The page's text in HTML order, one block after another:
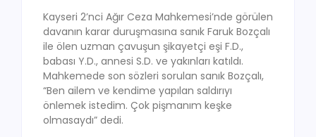
Kayseri 2’nci Ağır Ceza Mahkemesi’nde görülen
davanın karar duruşmasına sanık Faruk Bozçalı
ile ölen uzman çavuşun şikayetçi eşi F.D.,
babası Y.D., annesi S.D. ve yakınları katıldı.
Mahkemede son sözleri sorulan sanık Bozçalı,
“Ben ailem ve kendime yapılan saldırıyı
önlemek istedim. Çok pişmanım keşke
olmasaydı” dedi.